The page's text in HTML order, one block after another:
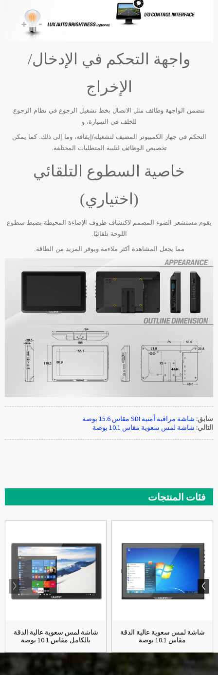
واجهة التحكم في الإدخال/
الإخراج
تتضمن الواجهة وظائف مثل الاتصال بخط تشغيل الرجوع في نظام الرجوع
للخلف في السيارة، و
التحكم في جهاز الكمبيوتر المضيف لتشغيله/إيقافه، وما إلى ذلك. كما يمكن
تخصيص الوظائف لتلبية المتطلبات المختلفة.
خاصية السطوع التلقائي
(اختياري)
يقوم مستشعر الضوء المصمم لاكتشاف ظروف الإضاءة المحيطة بضبط سطوع
اللوحة تلقائيًا.
مما يجعل المشاهدة أكثر ملاءمة ويوفر المزيد من الطاقة.
سابق: شاشة مراقبة أمنية SDI مقاس 15.6 بوصة
التالي: شاشة لمس سعوية مقاس 10.1 بوصة
فئات المنتجات
شاشة لمس سعوية عالية الدقة
مقاس 10.1 بوصة
شاشة لمس سعوية عالية الدقة
بالكامل مقاس 10.1 بوصة